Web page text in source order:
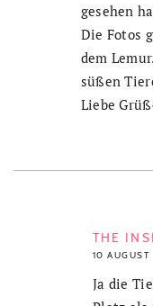
gesehen
Die Fotos
dem
süßen
Liebe
THE
10 AUGUST
Ja die